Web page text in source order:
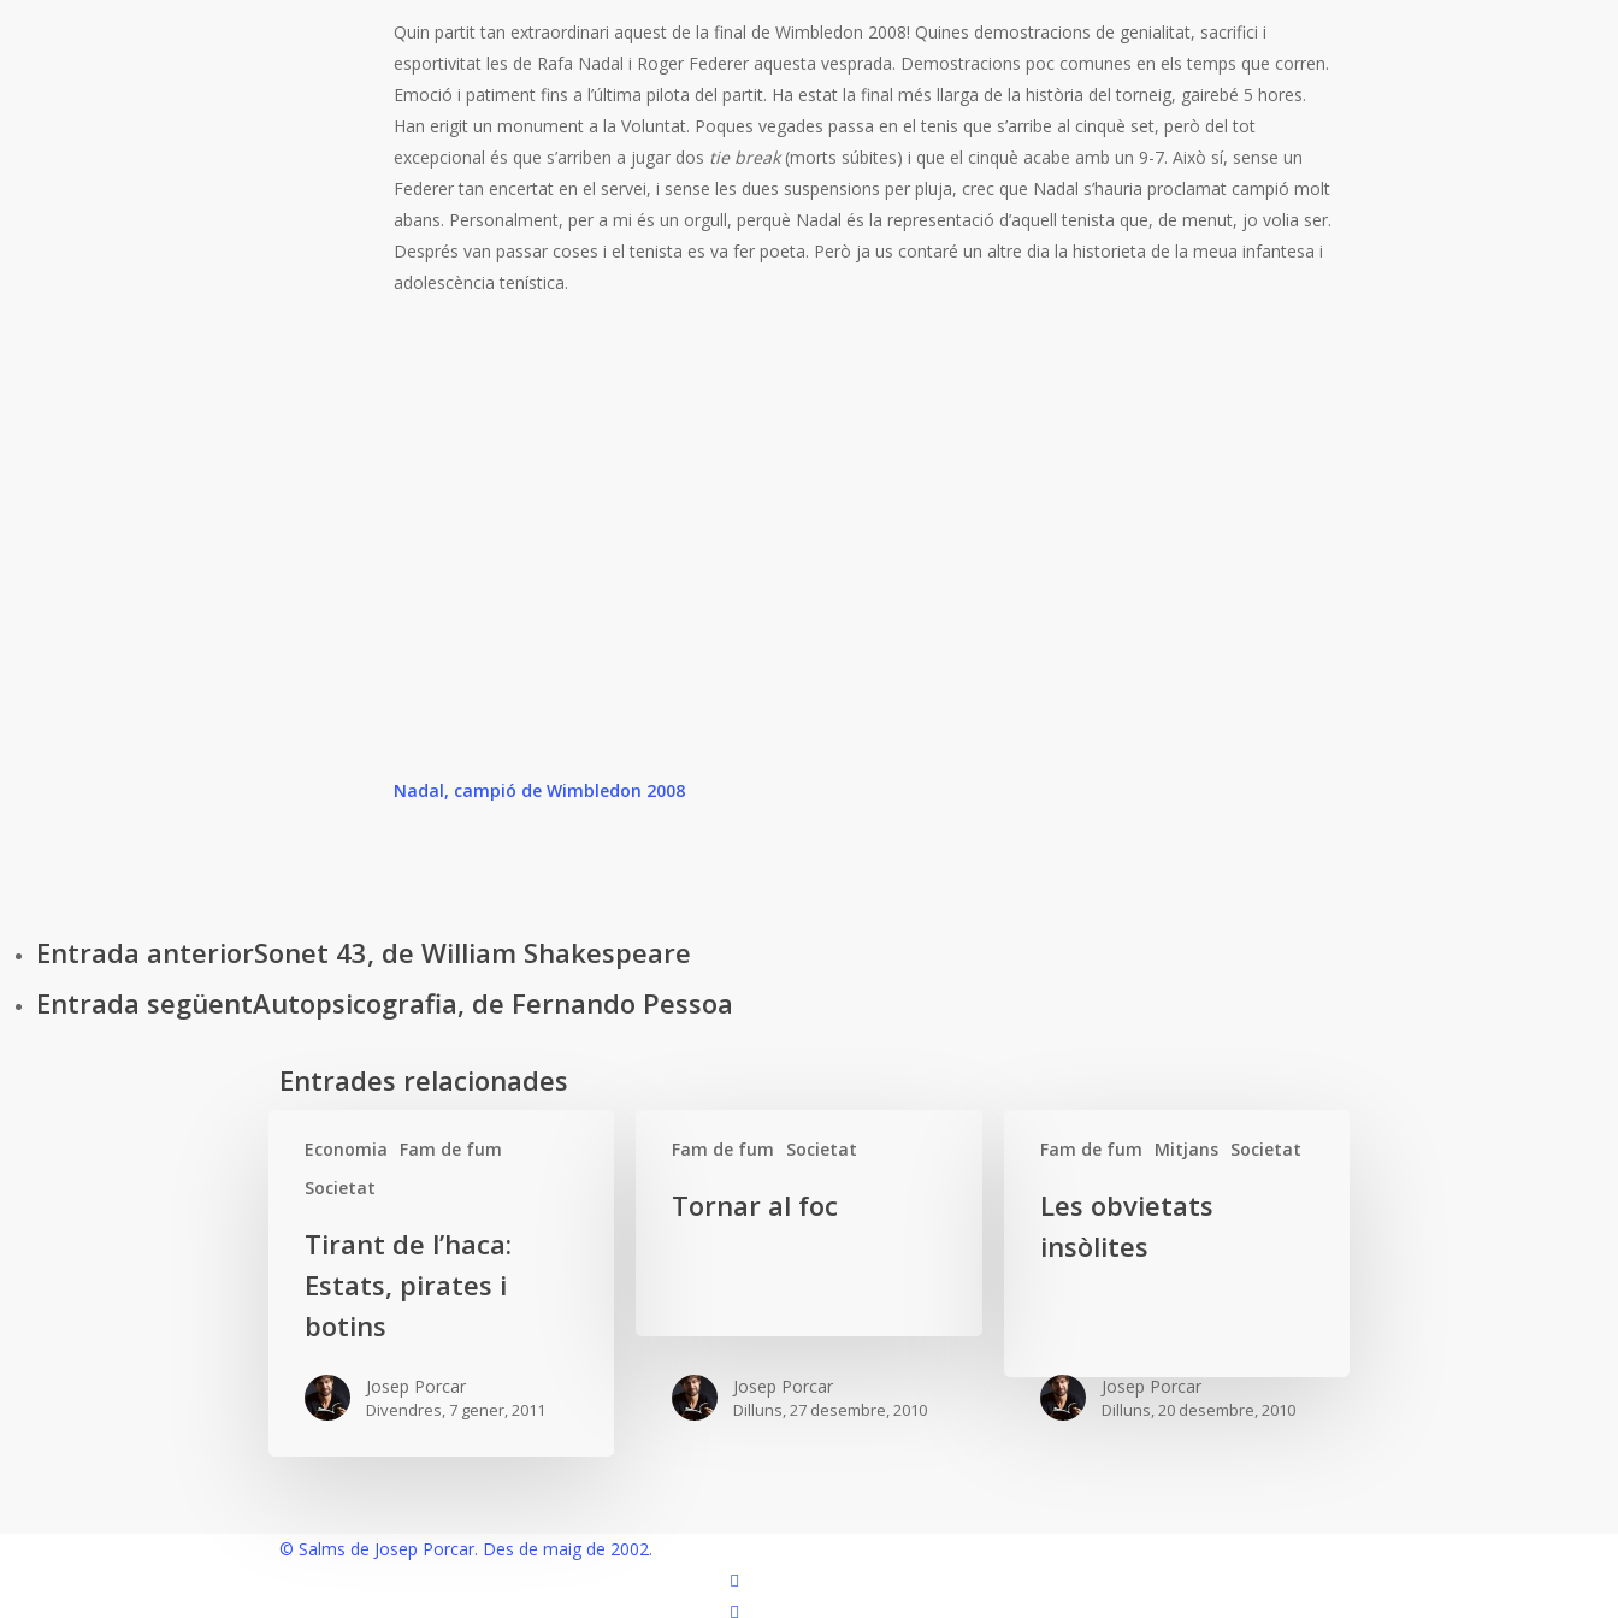
Quin partit tan extraordinari aquest de la final de Wimbledon 2008! Quines demostracions de genialitat, sacrifici i
esportivitat les de Rafa Nadal i Roger Federer aquesta vesprada. Demostracions poc comunes en els temps que corren.
Emoció i patiment fins a l’última pilota del partit. Ha estat la final més llarga de la història del torneig, gairebé 5 hores.
Han erigit un monument a la Voluntat. Poques vegades passa en el tenis que s’arribe al cinquè set, però del tot
excepcional és que s’arriben a jugar dos tie break(morts súbites) i que el cinquè acabe amb un 9-7. Això sí, sense un
Federer tan encertat en el servei, i sense les dues suspensions per pluja, crec que Nadal s’hauria proclamat campió molt
abans. Personalment, per a mi és un orgull, perquè Nadal és la representació d’aquell tenista que, de menut, jo volia ser.
Després van passar coses i el tenista es va fer poeta. Però ja us contaré un altre dia la historieta de la meua infantesa i
adolescència tenística.
Nadal, campió de Wimbledon 2008
Entrada anteriorSonet 43, de William Shakespeare
Entrada següentAutopsicografia, de Fernando Pessoa
Entrades relacionades
Economia
Fam de fum
Societat
l’haca:
Estats,
botins
Tirant de l’haca:
Estats, pirates i
botins
Josep Porcar
Divendres, 7 gener, 2011
Fam de fum
Societat
Tornar al foc
Josep Porcar
Dilluns, 27 desembre, 2010
Fam de fum Mitjans
Societat
obvietats
insòlites
Les obvietats
insòlites
Josep Porcar
Dilluns, 20 desembre, 2010
© Salms de Josep Porcar. Des de maig de 2002.
instagram
flickr